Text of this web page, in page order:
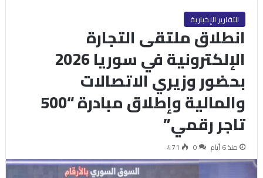
التقارير الإخبارية
انطلاق ملتقى التجارة
الإلكترونية في سوريا 2026
بحضور وزيري الاتصالات
والمالية وإطلاق مبادرة “500
تاجر رقمي”
منذ 6 أيام 0
471